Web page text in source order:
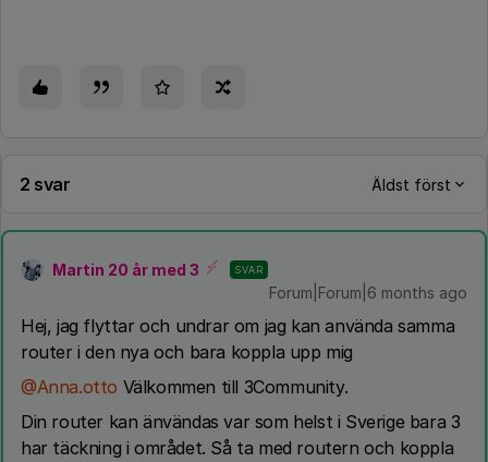
2 svar Äldst först
Martin 20 år med 3 SVAR
Forum|Forum|6 months ago
Hej, jag flyttar och undrar om jag kan använda samma
router i den nya och bara koppla upp mig
@Anna.otto Välkommen till 3Community.
Din router kan änvändas var som helst i Sverige bara 3
har täckning i området. Så ta med routern och koppla